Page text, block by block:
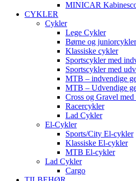
MINICAR
CYKLER
Cykler
Lege Cykler
Børne og juniorcykler
Klassiske cykler
Sportscykler med
Sportscykler med
MTB – indvendige
MTB – Udvendige
Cross og Gravel
Racercykler
Lad Cykler
El-Cykler
Sports/City El-cykler
Klassiske El-cykler
MTB El-cykler
Lad Cykler
Cargo